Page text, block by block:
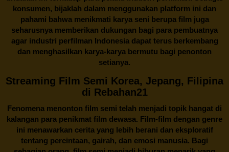
konsumen, bijaklah dalam menggunakan platform ini dan
pahami bahwa menikmati karya seni berupa film juga
seharusnya memberikan dukungan bagi para pembuatnya
agar industri perfilman Indonesia dapat terus berkembang
dan menghasilkan karya-karya bermutu bagi penonton
setianya.
Streaming Film Semi Korea, Jepang, Filipina
di Rebahan21
Fenomena menonton film semi telah menjadi topik hangat di
kalangan para penikmat film dewasa. Film-film dengan genre
ini menawarkan cerita yang lebih berani dan eksploratif
tentang percintaan, gairah, dan emosi manusia. Bagi